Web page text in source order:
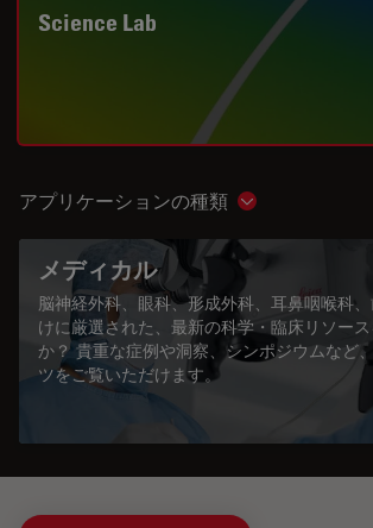
Science Lab
アプリケーションの種類 Show
メディカル
脳神経外科、眼科、形成外科、耳鼻咽喉科
けに厳選された、最新の科学・臨床リソー
か？ 貴重な症例や洞察、シンポジウムなど
ツをご覧いただけます。